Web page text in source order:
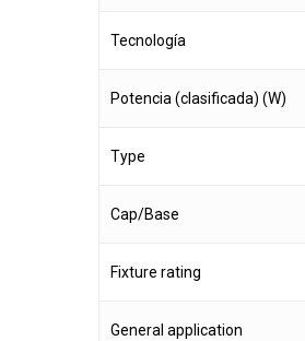
Tecnología
Potencia (clasificada) (W)
Type
Cap/Base
Fixture rating
General application